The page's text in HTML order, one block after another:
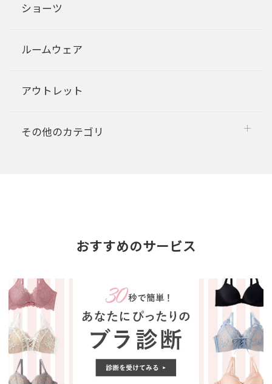
ショーツ
ルームウェア
アウトレット
その他のカテゴリ
おすすめのサービス